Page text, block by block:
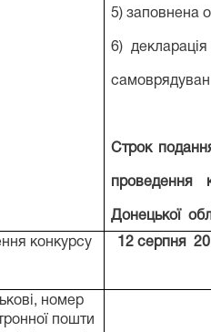
5) заповнена
6)
Строк
проведення
Донецької
конкурсу 12 серпня
номер
пошти